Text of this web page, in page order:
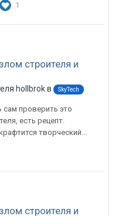
1
строителя и
hollbrok в SkyTech
проверить это
есть рецепт.
творческий...
строителя и